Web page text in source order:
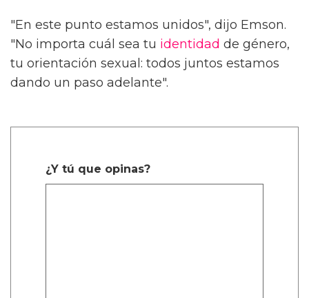
"En este punto estamos unidos", dijo Emson.
"No importa cuál sea tu identidad de género,
tu orientación sexual: todos juntos estamos
dando un paso adelante".
¿Y tú que opinas?